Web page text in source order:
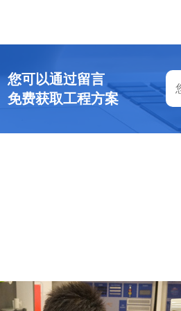
您可以通过留言
免费获取工程方案